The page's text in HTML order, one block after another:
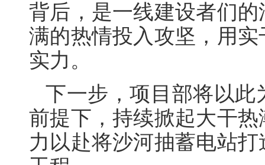
背后，是一线建设者们
满的热情投入攻坚，用
实力。
下一步，项目部将以
前提下，持续掀起大干
力以赴将沙河抽蓄电站